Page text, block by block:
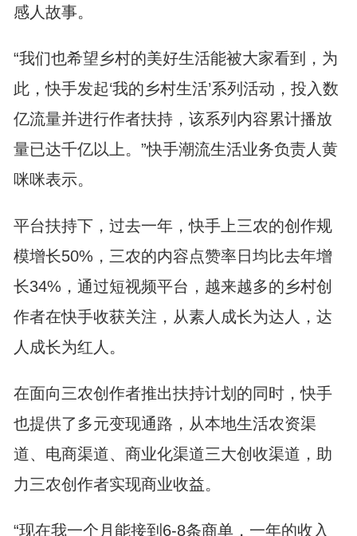
感人故事。
“我们也希望乡村的美好生活能被大家看到，为
此，快手发起‘我的乡村生活’系列活动，投入数
亿流量并进行作者扶持，该系列内容累计播放
量已达千亿以上。”快手潮流生活业务负责人黄
咪咪表示。
平台扶持下，过去一年，快手上三农的创作规
模增长50%，三农的内容点赞率日均比去年增
长34%，通过短视频平台，越来越多的乡村创
作者在快手收获关注，从素人成长为达人，达
人成长为红人。
在面向三农创作者推出扶持计划的同时，快手
也提供了多元变现通路，从本地生活农资渠
道、电商渠道、商业化渠道三大创收渠道，助
力三农创作者实现商业收益。
“现在我一个月能接到6-8条商单，一年的收入